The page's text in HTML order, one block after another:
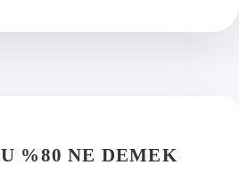
%80 NE DEMEK